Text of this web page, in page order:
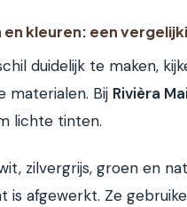
en kleuren: een
duidelijk te maken,
materialen. Bij Rivièra
lichte tinten.
zilvergrijs, groen en
is afgewerkt. Ze